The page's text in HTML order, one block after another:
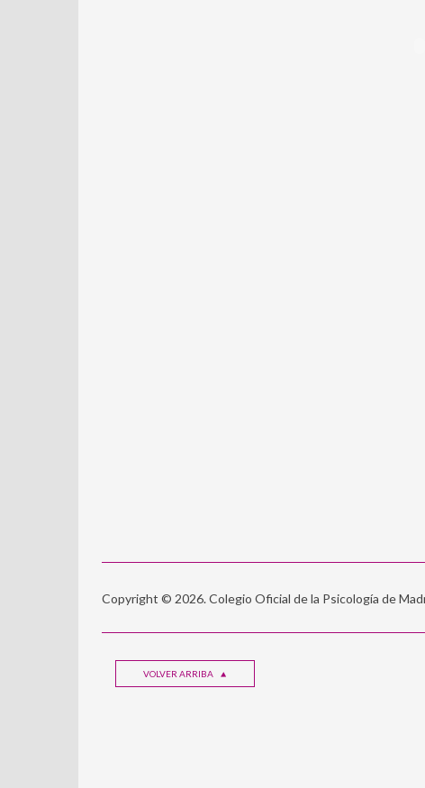
Copyright © 2026. Colegio Oficial de la Psicología de
VOLVER ARRIBA